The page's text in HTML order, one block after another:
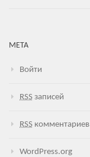
МЕТА
Войти
RSS записей
RSS комментариев
WordPress.org